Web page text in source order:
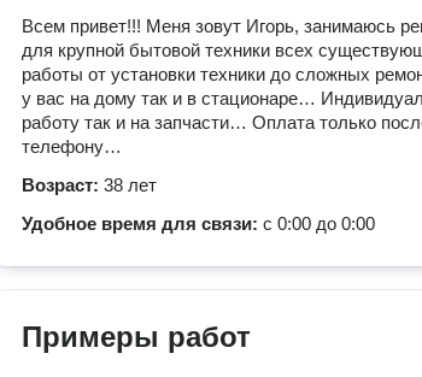
Всем привет!!! Меня зовут Игорь, занимаюсь
для крупной бытовой техники всех
работы от установки техники до сложных
у вас на дому так и в стационаре…
работу так и на запчасти… Оплата только
телефону…
Возраст: 38 лет
Удобное время для связи: с 0:00 до 0:00
Примеры работ